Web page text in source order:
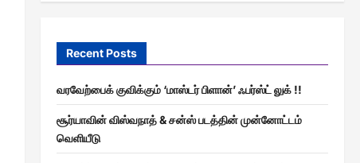
Recent Posts
வரவேற்பைக் குவிக்கும் ‘மாஸ்டர் பிளான்’ ஃபர்ஸ்ட் லுக் !!
சூர்யாவின் விஸ்வநாத் & சன்ஸ் படத்தின் முன்னோட்டம்
வெளியீடு